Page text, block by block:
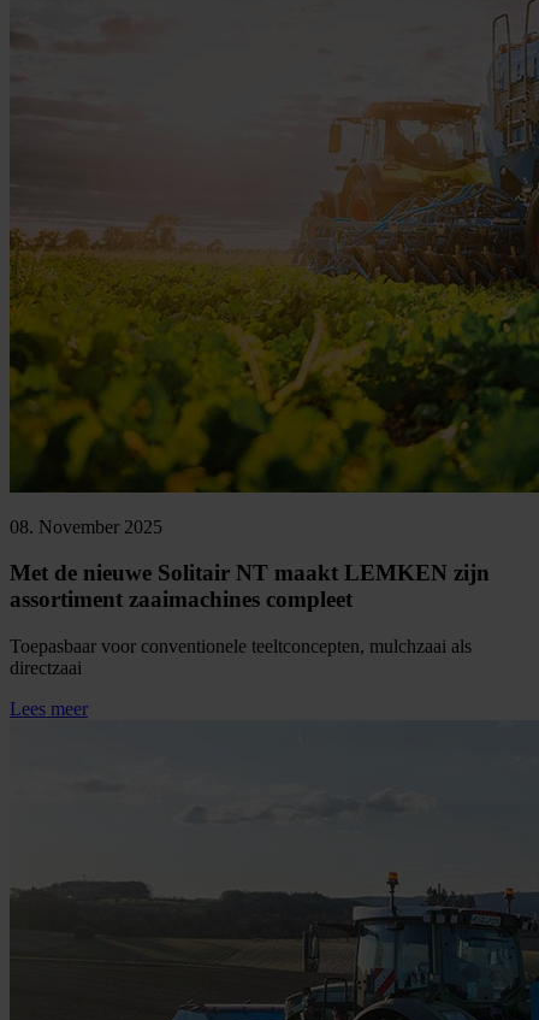
08. November 2025
Met de nieuwe Solitair NT maakt LEMKEN zijn
assortiment zaaimachines compleet
Toepasbaar voor conventionele teeltconcepten, mulchzaai als
directzaai
Lees meer